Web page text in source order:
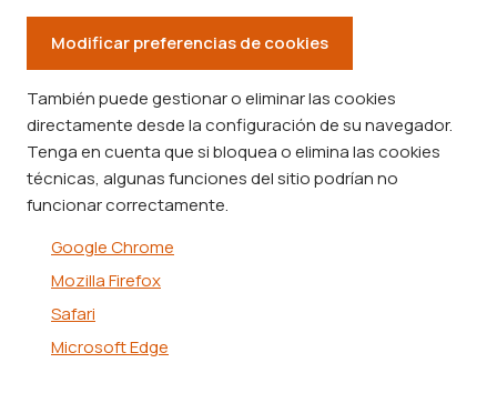
Modificar preferencias de cookies
También puede gestionar o eliminar las cookies
directamente desde la configuración de su navegador.
Tenga en cuenta que si bloquea o elimina las cookies
técnicas, algunas funciones del sitio podrían no
funcionar correctamente.
Google Chrome
Mozilla Firefox
Safari
Microsoft Edge